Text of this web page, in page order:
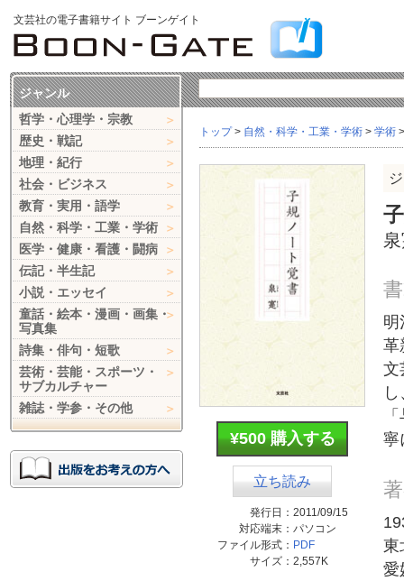
文芸社の電子書籍サイト ブーンゲイト
トップ> 自然・科学・工業・学術 > 学術
¥500 購入する
立ち読み
発行日： 2011/09/15
対応端末： パソコン
ファイル形式： PDF
サイズ： 2,557K
明
革
文
寧
東
愛
ジャンル
哲学・心理学・宗教
歴史・戦記
地理・紀行
社会・ビジネス
教育・実用・語学
自然・科学・工業・学術
医学・健康・看護・闘病
伝記・半生記
小説・エッセイ
童話・絵本・漫画・画集・
写真集
詩集・俳句・短歌
芸術・芸能・スポーツ・
サブカルチャー
雑誌・学参・その他